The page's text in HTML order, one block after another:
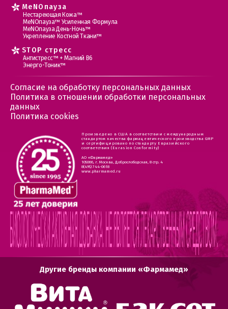
MеNOпауза
Нестареющая Кожа™
МеNOпауза™ Усиленная Формула
МеNOпауза День-Ночь™
Укрепление Костной Ткани™
STOP стресс
Антистресс™ + Магний В6
Энерго-Тоник™
Согласие на обработку персональных данных
Политика в отношении обработки персональных
данных
Политика cookies
Произведено в США в соответствии с международным
стандартом качества фармацевтического производства GMP
и сертифицировано по стандарту Евразийского
соответствия (Eurasion Conformity)
АО «Фармамед»
105066, г. Москва, Доброслободская, 8 стр. 4
8(495) 744-0618
www.pharmamed.ru
Другие бренды компании «Фармамед»